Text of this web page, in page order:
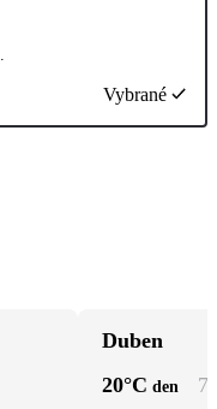
Vybrané
Duben
20°C den 7